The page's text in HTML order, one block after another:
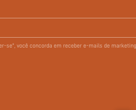
se", você concorda em receber e-mails de